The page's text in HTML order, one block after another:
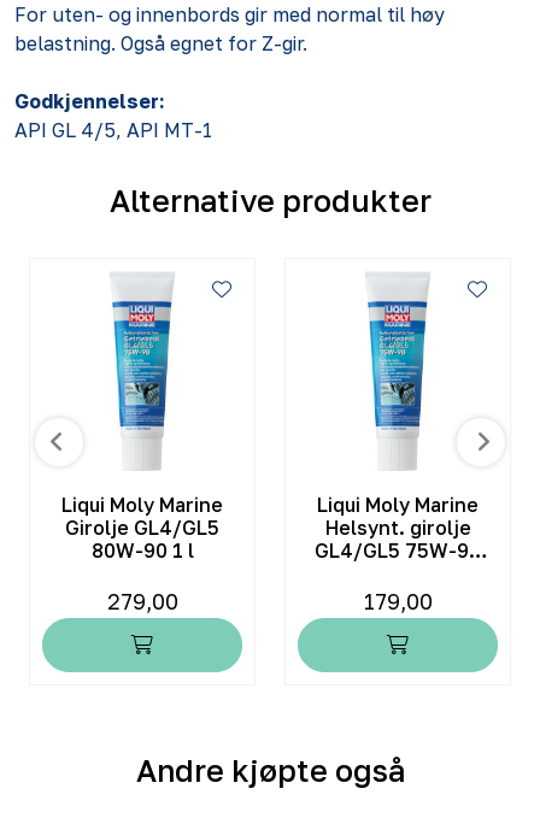
For uten- og innenbords gir med normal til høy
belastning. Også egnet for Z-gir.
Godkjennelser:
API GL 4/5, API MT-1
Alternative produkter
Liqui Moly Marine
Girolje GL4/GL5
80W-90 1 l
279,00
Liqui Moly Marine
Helsynt. girolje
GL4/GL5 75W-90
179,00
Andre kjøpte også